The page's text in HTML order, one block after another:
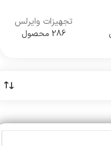
تجهیزات وایرلس
286 محصول